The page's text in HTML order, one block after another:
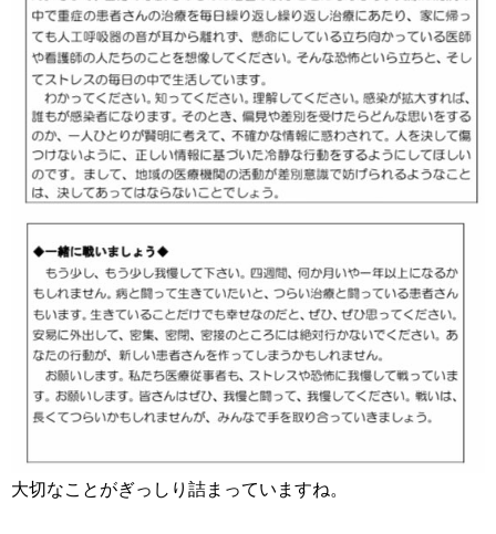
大切なことがぎっしり詰まっていますね。